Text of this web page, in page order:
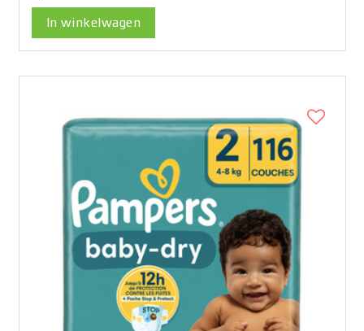
In winkelwagen